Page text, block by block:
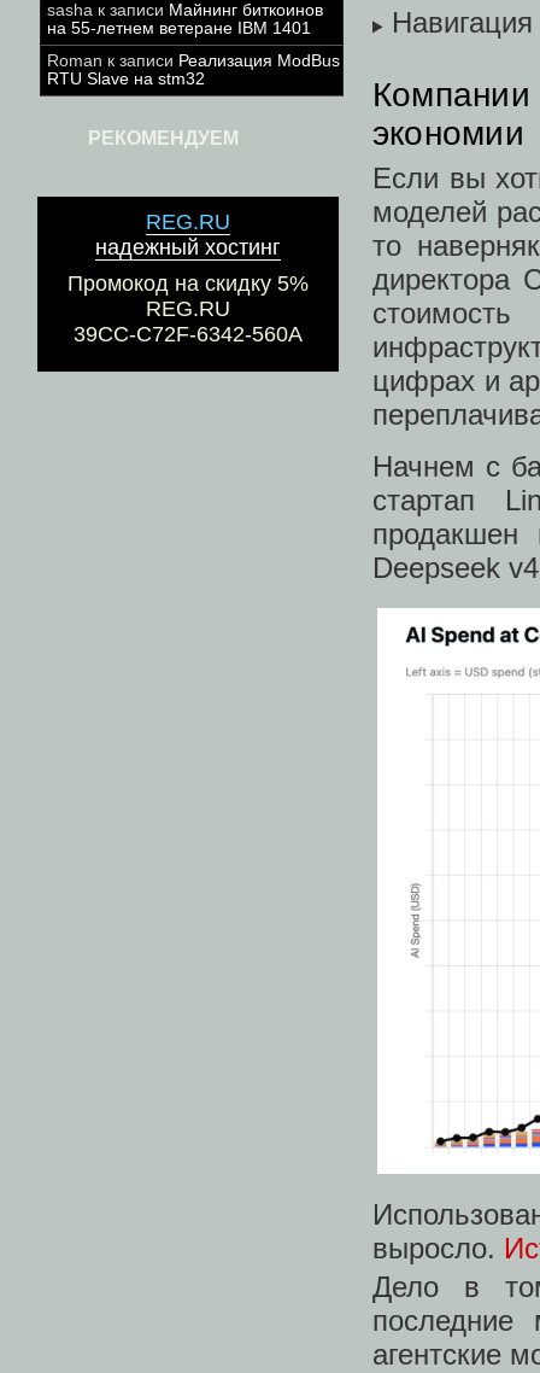
sasha к записи Майнинг биткоинов
на 55-летнем ветеране IBM 1401
Roman к записи Реализация ModBus
RTU Slave на stm32
РЕКОМЕНДУЕМ
REG.RU
надежный хостинг
Промокод на скидку 5%
REG.RU
39CC-C72F-6342-560A
Компании
экономии
Если вы
моделей
то
директора
цифрах и
Начнем с
стартап
Deepseek
выросло.
Дело в
агентские